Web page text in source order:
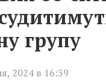
групу
2024 в 16:39